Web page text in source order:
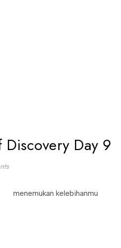
Day 9